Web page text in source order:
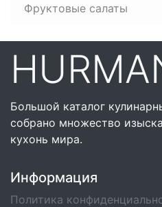
Фруктовые салаты
Большой каталог
собрано множество
кухонь мира.
Информация
Политика